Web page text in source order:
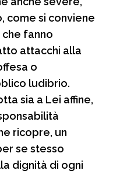
come si conviene
fanno
attacchi alla
o
ludibrio.
sia a Lei affine,
ricopre, un
se stesso
dignità di ogni